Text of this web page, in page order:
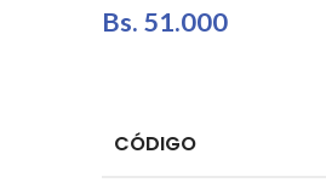
Bs. 51.000
CÓDIGO